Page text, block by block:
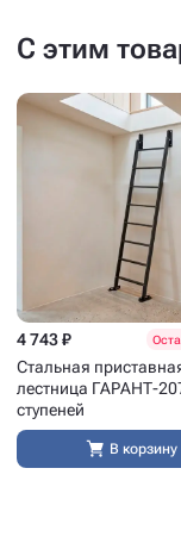
С этим
4 743 ₽
Стальная
лестница ГАРАНТ-
ступеней
В корзину